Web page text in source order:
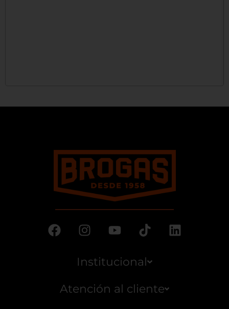
Institucional
Atención al cliente